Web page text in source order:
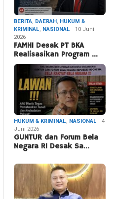
BERITA, DAERAH, HUKUM &
KRIMINAL, NASIONAL
10 Juni
2026
FAMHI Desak PT BKA
Realisasikan Program …
HUKUM & KRIMINAL, NASIONAL
4
Juni 2026
GUNTUR dan Forum Bela
Negara RI Desak Sa…